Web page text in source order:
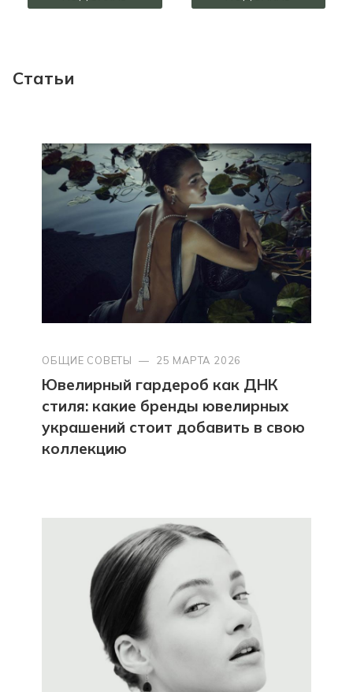
Статьи
ОБЩИЕ СОВЕТЫ — 25 МАРТА 2026
Ювелирный гардероб как ДНК
стиля: какие бренды ювелирных
украшений стоит добавить в свою
коллекцию